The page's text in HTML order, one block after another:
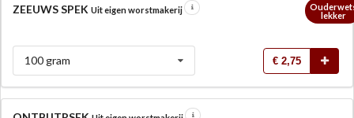
ZEEUWS SPEK Uit eigen worstmakerij
lekker
100 gram € 2,75